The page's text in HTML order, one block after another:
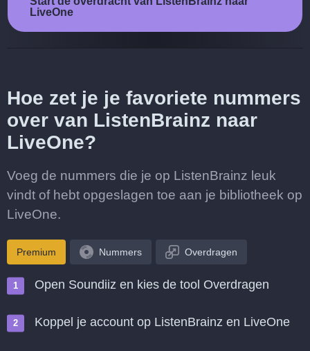
LiveOne
Hoe zet je je favoriete nummers
over van ListenBrainz naar
LiveOne?
Voeg de nummers die je op ListenBrainz leuk
vindt of hebt opgeslagen toe aan je bibliotheek op
LiveOne.
Premium Nummers Overdragen
Open Soundiiz en kies de tool Overdragen
Koppel je account op ListenBrainz en LiveOne